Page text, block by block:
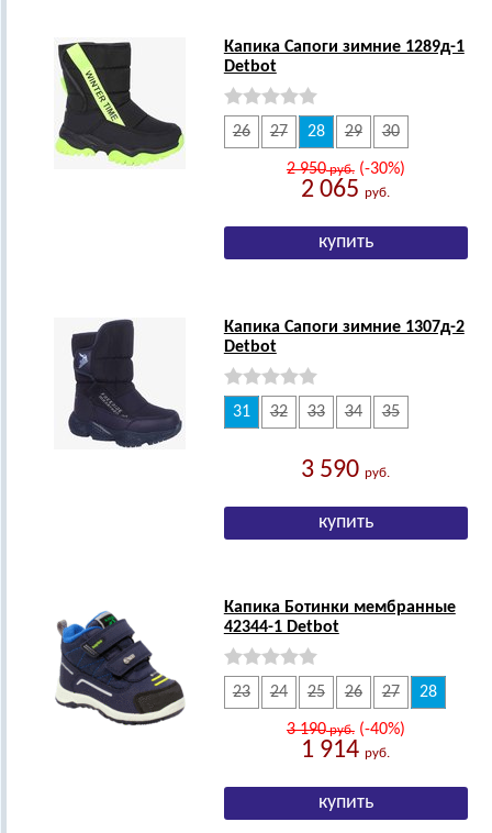
Капика Сапоги зимние 1289д-1
Detbot
26 27 28 29 30
2 950руб.(-30%)
2 065руб.
Капика Сапоги зимние 1307д-2
Detbot
31 32 33 34 35
3 590руб.
Капика Ботинки мембранные
42344-1 Detbot
23 24 25 26 27 28
3 190руб.(-40%)
1 914руб.